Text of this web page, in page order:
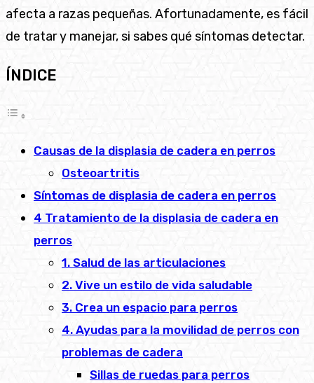
afecta a razas pequeñas. Afortunadamente, es fácil
de tratar y manejar, si sabes qué síntomas detectar.
ÍNDICE
Causas de la displasia de cadera en perros
Osteoartritis
Síntomas de displasia de cadera en perros
4 Tratamiento de la displasia de cadera en
perros
1. Salud de las articulaciones
2. Vive un estilo de vida saludable
3. Crea un espacio para perros
4. Ayudas para la movilidad de perros con
problemas de cadera
Sillas de ruedas para perros